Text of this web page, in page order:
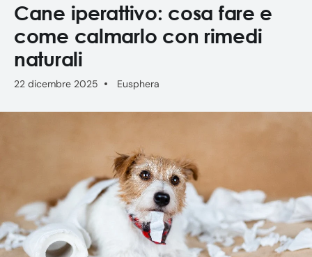
rimedi
naturali
|
Eusphera
Cane iperattivo: cosa fare e
come calmarlo con rimedi
naturali
22 dicembre 2025 Eusphera